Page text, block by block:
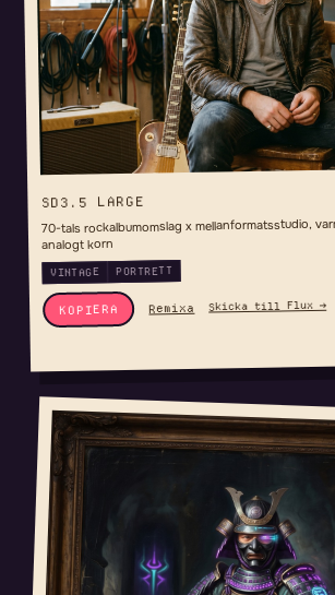
SD3.5 LARGE
70-tals rockalbumomslag x mellanformatsstudio,
analogt korn
VINTAGE PORTRETT
KOPIERA Remixa Skicka till Flux →